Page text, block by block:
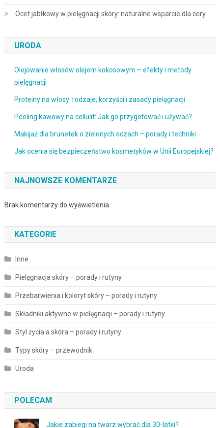
Ocet jabłkowy w pielęgnacji skóry: naturalne wsparcie dla cery
URODA
Olejowanie włosów olejem kokosowym – efekty i metody
pielęgnacji
Proteiny na włosy: rodzaje, korzyści i zasady pielęgnacji
Peeling kawowy na cellulit: Jak go przygotować i używać?
Makijaż dla brunetek o zielonych oczach – porady i techniki
Jak ocenia się bezpieczeństwo kosmetyków w Unii Europejskiej?
NAJNOWSZE KOMENTARZE
Brak komentarzy do wyświetlenia.
KATEGORIE
Inne
Pielęgnacja skóry – porady i rutyny
Przebarwienia i koloryt skóry – porady i rutyny
Składniki aktywne w pielęgnacji – porady i rutyny
Styl życia a skóra – porady i rutyny
Typy skóry – przewodnik
Uroda
POLECAM
Jakie zabiegi na twarz wybrać dla 30-latki?